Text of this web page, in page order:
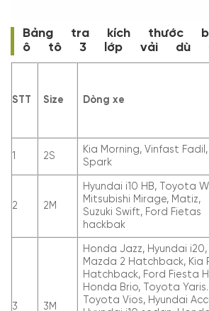
Bảng tra kích thước
ô tô 3 lớp vải dù
STT Size Dòng xe
1 2S
Kia Morning, Vinfast Fadil,
Spark
2 2M
Hyundai i10 HB, Toyota
Mitsubishi Mirage, Matiz,
Suzuki Swift, Ford Fietas
hackbak
3 3M
Honda Jazz, Hyundai i20,
Mazda 2 Hatchback, Kia
Hatchback, Ford Fiesta
Honda Brio, Toyota Yaris.
Toyota Vios, Hyundai